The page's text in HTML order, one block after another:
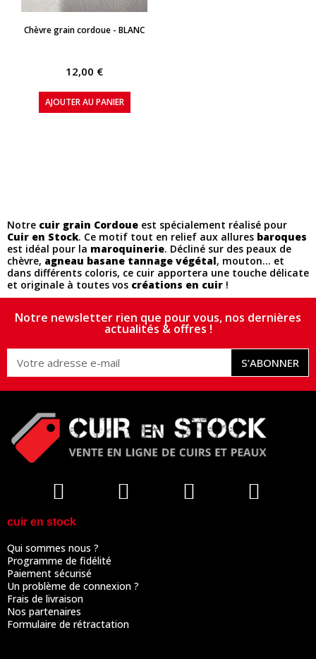
APERÇU RAPIDE
Chèvre grain cordoue - BLANC
12,00 €
AJOUTER AU PANIER
Notre cuir grain Cordoue est spécialement réalisé pour
Cuir en Stock. Ce motif tout en relief aux allures baroques
est idéal pour la maroquinerie. Décliné sur des peaux de
chèvre, agneau basane tannage végétal, mouton... et
dans différents coloris, ce cuir apportera une touche délicate
et originale à toutes vos créations en cuir !
Notre newsletter rien que pour vous, nos dernières
actualités & offres !
S’ABONNER
cuir en stock
Qui sommes nous ?
Programme de fidélité
Paiement sécurisé
Un problème de connexion ?
Frais de livraison
Nos partenaires
Formulaire de rétractation